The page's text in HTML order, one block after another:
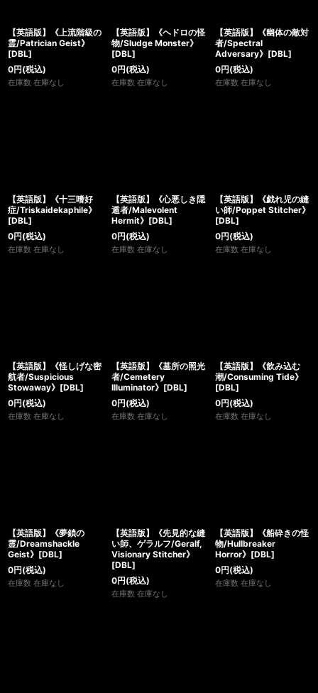
【英語版】《上流階級の
霊/Patrician Geist》
[DBL]
0円(税込)
在庫数 在庫なし
【英語版】《ヘドロの怪
物/Sludge Monster》
[DBL]
0円(税込)
在庫数 在庫なし
【英語版】《幽体の敵対
者/Spectral
Adversary》[DBL]
0円(税込)
在庫数 在庫なし
【英語版】《十三嗜好
症/Triskaidekaphile》
[DBL]
0円(税込)
在庫数 在庫なし
【英語版】《心悪しき隠
遁者/Malevolent
Hermit》[DBL]
0円(税込)
在庫数 在庫なし
【英語版】《戯れ児の縫
い師/Poppet Stitcher》
[DBL]
0円(税込)
在庫数 在庫なし
【英語版】《怪しげな密
航者/Suspicious
Stowaway》[DBL]
0円(税込)
在庫数 在庫なし
【英語版】《墓所の照光
者/Cemetery
Illuminator》[DBL]
0円(税込)
在庫数 在庫なし
【英語版】《飲み込む
潮/Consuming Tide》
[DBL]
0円(税込)
在庫数 在庫なし
【英語版】《夢鎖の
霊/Dreamshackle
Geist》[DBL]
0円(税込)
在庫数 在庫なし
【英語版】《先見的な縫
い師、ゲラルフ/Geralf,
Visionary Stitcher》
[DBL]
0円(税込)
在庫数 在庫なし
【英語版】《船砕きの怪
物/Hullbreaker
Horror》[DBL]
0円(税込)
在庫数 在庫なし